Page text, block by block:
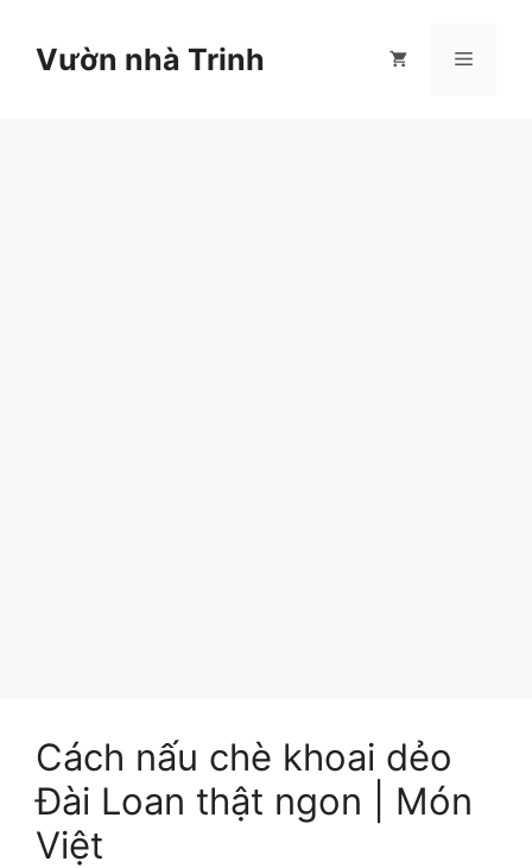
Vườn nhà Trinh Menu
Cách nấu chè khoai dẻo
Đài Loan thật ngon | Món
Việt